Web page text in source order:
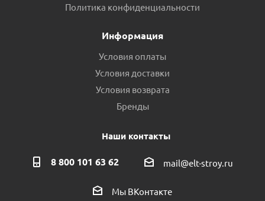
Политика конфиденциальности
Информация
Условия оплаты
Условия доставки
Условия возврата
Бренды
Наши контакты
8 800 101 63 62 mail@elt-stroy.ru
Мы ВКонтакте